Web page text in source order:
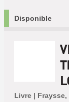
Disponible
Livre | Fraysse,